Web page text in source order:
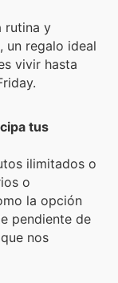
rutina y
un regalo ideal
vivir hasta
tus
ilimitados o
o
la opción
pendiente de
nos